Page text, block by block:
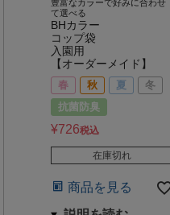
豊富なカラーで好みに合わせ
て選べる
BHカラー
コップ袋
入園用
【オーダーメイド】
春 秋 夏
冬
抗菌防臭
¥726税込
在庫切れ
商品を見る